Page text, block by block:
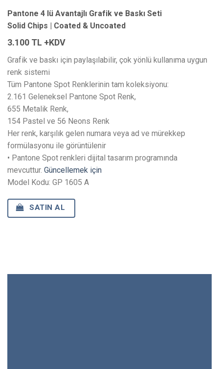
Pantone 4 lü Avantajlı Grafik ve Baskı Seti
Solid Chips | Coated & Uncoated
3.100 TL +KDV
Grafik ve baskı için paylaşılabilir, çok yönlü kullanıma uygun
renk sistemi
Tüm Pantone Spot Renklerinin tam koleksiyonu:
2.161 Geleneksel Pantone Spot Renk,
655 Metalik Renk,
154 Pastel ve 56 Neons Renk
Her renk, karşılık gelen numara veya ad ve mürekkep
formülasyonu ile görüntülenir
• Pantone Spot renkleri dijital tasarım programında
mevcuttur. Güncellemek için
Model Kodu: GP 1605 A
SATIN AL